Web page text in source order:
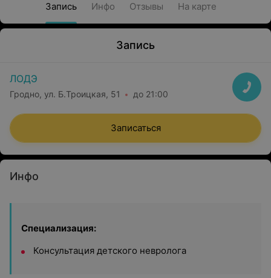
Запись Инфо Отзывы На карте
Запись
ЛОДЭ
Гродно, ул. Б.Троицкая, 51 до 21:00
Записаться
Инфо
Специализация:
Консультация детского невролога